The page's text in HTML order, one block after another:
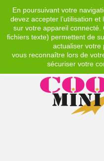
En poursuivant votre
devez accepter l’utilisation
sur votre appareil connecté.
fichiers texte) permettent de
actualiser votre
vous reconnaître lors de
sécuriser votre
EUR